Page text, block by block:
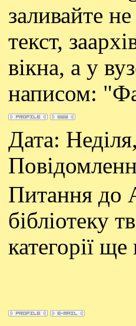
заливайте
текст,
вікна, а у
написом:
Дата:
Питання до
бібліотеку
категорії